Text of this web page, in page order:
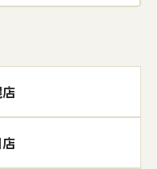
店
店